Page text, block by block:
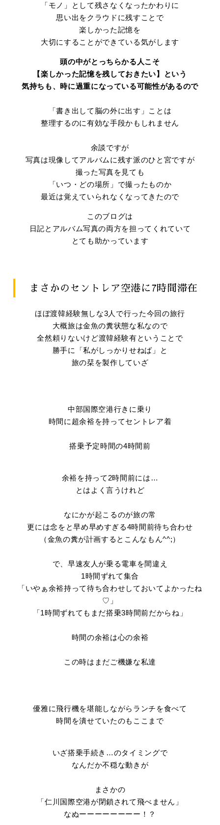
「モノ」として残さなくなったかわりに
思い出をクラウドに残すことで
楽しかった記憶を
大切にすることができている気がします
頭の中がとっちらかる人こそ
【楽しかった記憶を残しておきたい】という
気持ちも、時に過重になっている可能性があるので
「書き出して脳の外に出す」ことは
整理するのに有効な手段かもしれません
余談ですが
写真は現像してアルバムに残す派のひと宮ですが
撮った写真を見ても
「いつ・どの場所」で撮ったものか
最近は覚えていられなくなってきたので
このブログは
日記とアルバム写真の両方を担ってくれていて
とても助かっています
まさかのセントレア空港に7時間滞在
ほぼ渡韓経験無しな3人で行った今回の旅行
大概旅は金魚の糞状態な私なので
全然頼りないけど渡韓経験有ということで
勝手に「私がしっかりせねば」と
旅の栞を製作していざ
中部国際空港行きに乗り
時間に超余裕を持ってセントレア着
搭乗予定時間の4時間前
余裕を持って2時間前には…
とはよく言うけれど
なにかが起こるのが旅の常
更には念をと早め早めすぎる4時間前待ち合わせ
（金魚の糞が計画するとこんなもん^^;）
で、早速友人が乗る電車を間違え
1時間ずれて集合
「いやぁ余裕持って待ち合わせしておいてよかったね
♡」
「1時間ずれてもまだ搭乗3時間前だからね」
時間の余裕は心の余裕
この時はまだご機嫌な私達
優雅に飛行機を堪能しながらランチを食べて
時間を潰せていたのもここまで
いざ搭乗手続き…のタイミングで
なんだか不穏な動きが
まさかの
「仁川国際空港が閉鎖されて飛べません」
なぬーーーーーーーー！？